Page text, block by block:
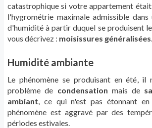
catastrophique si votre appartement
l'hygrométrie maximale admissible dans
d'humidité à partir duquel se produisent
vous décrivez : moisissures généralisées.
Humidité ambiante
Le phénomène se produisant en été, il
problème de condensation mais de
ambiant, ce qui n'est pas étonnant
phénomène est aggravé par des
périodes estivales.